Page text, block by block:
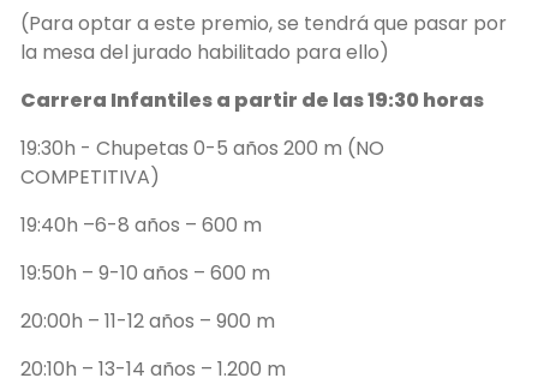
(Para optar a este premio, se tendrá que pasar por
la mesa del jurado habilitado para ello)
Carrera Infantiles a partir de las 19:30 horas
19:30h - Chupetas 0-5 años 200 m (NO
COMPETITIVA)
19:40h –6-8 años – 600 m
19:50h – 9-10 años – 600 m
20:00h – 11-12 años – 900 m
20:10h – 13-14 años – 1.200 m